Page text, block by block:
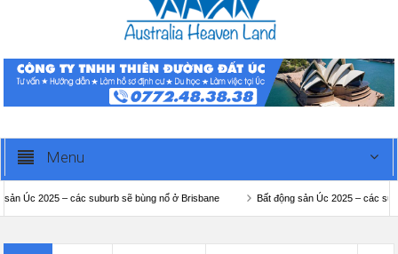
Menu
– các suburb sẽ bùng nổ ở Brisbane Bất động sản Úc 2025 – các suburb sẽ